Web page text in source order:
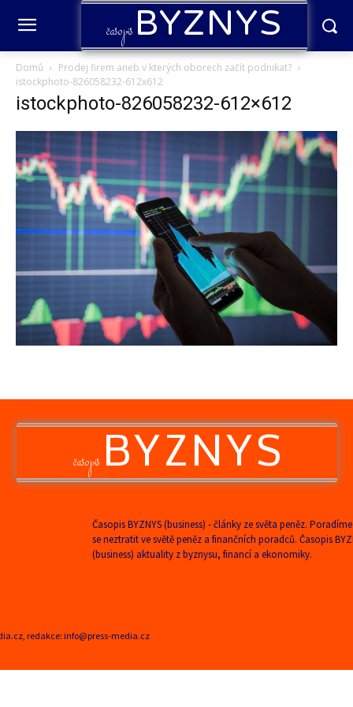
časopisBYZNYS
Domů
Prodej firem aneb v kterých oborech začít podnikat?
istockphoto-826058232-612x612
istockphoto-826058232-612×612
časopisBYZNYS
Časopis BYZNYS (business) - články ze světa peněz.
se neztratit ve světě peněz a finančních poradců. Časopis
(business) aktuality z byznysu, financí a ekonomiky.
redakce: info@press-media.cz